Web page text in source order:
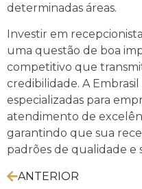
determinadas áreas.
Investir em
uma questão de boa
competitivo que
credibilidade. A
especializadas para
atendimento de
garantindo que sua
padrões de qualidade e
ANTERIOR